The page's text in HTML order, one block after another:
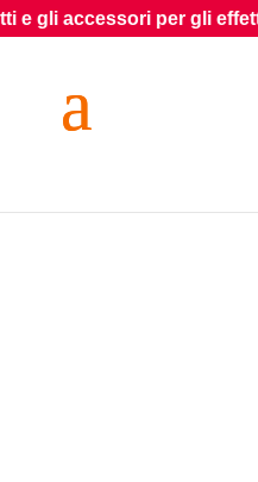
per gli effetti speciali